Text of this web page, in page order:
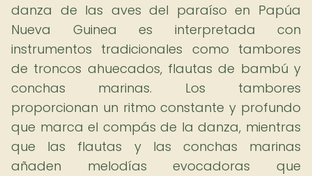
danza de las aves del paraíso en Papúa
Nueva Guinea es interpretada con
instrumentos tradicionales como tambores
de troncos ahuecados, flautas de bambú y
conchas marinas. Los tambores
proporcionan un ritmo constante y profundo
que marca el compás de la danza, mientras
que las flautas y las conchas marinas
añaden melodías evocadoras que